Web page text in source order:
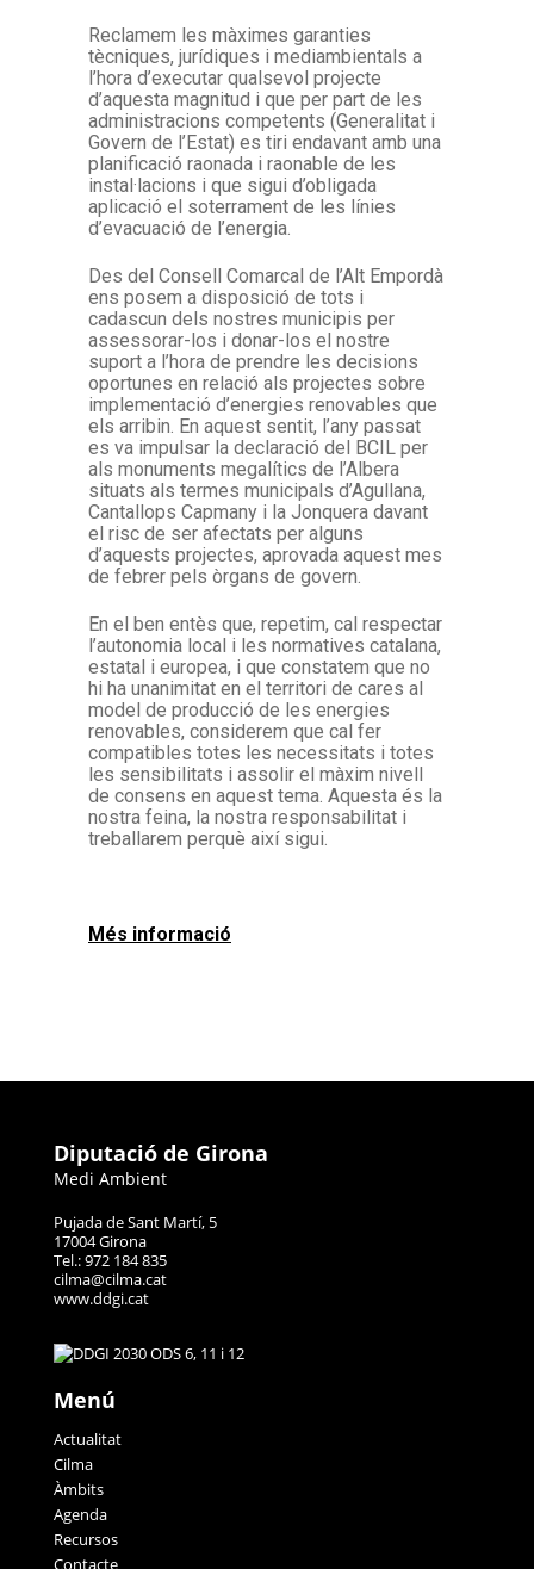
Reclamem les màximes garanties
tècniques, jurídiques i mediambientals a
l’hora d’executar qualsevol projecte
d’aquesta magnitud i que per part de les
administracions competents (Generalitat i
Govern de l’Estat) es tiri endavant amb una
planificació raonada i raonable de les
instal·lacions i que sigui d’obligada
aplicació el soterrament de les línies
d’evacuació de l’energia.
Des del Consell Comarcal de l’Alt Empordà
ens posem a disposició de tots i
cadascun dels nostres municipis per
assessorar-los i donar-los el nostre
suport a l’hora de prendre les decisions
oportunes en relació als projectes sobre
implementació d’energies renovables que
els arribin. En aquest sentit, l’any passat
es va impulsar la declaració del BCIL per
als monuments megalítics de l’Albera
situats als termes municipals d’Agullana,
Cantallops Capmany i la Jonquera davant
el risc de ser afectats per alguns
d’aquests projectes, aprovada aquest mes
de febrer pels òrgans de govern.
En el ben entès que, repetim, cal respectar
l’autonomia local i les normatives catalana,
estatal i europea, i que constatem que no
hi ha unanimitat en el territori de cares al
model de producció de les energies
renovables, considerem que cal fer
compatibles totes les necessitats i totes
les sensibilitats i assolir el màxim nivell
de consens en aquest tema. Aquesta és la
nostra feina, la nostra responsabilitat i
treballarem perquè així sigui.
Més informació
Diputació de Girona
Medi Ambient
Pujada de Sant Martí, 5
17004 Girona
Tel.: 972 184 835
cilma@cilma.cat
www.ddgi.cat
Menú
Actualitat
Cilma
Àmbits
Agenda
Recursos
Contacte